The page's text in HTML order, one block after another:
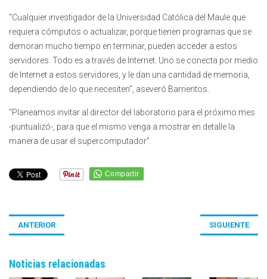
“Cualquier investigador de la Universidad Católica del Maule que
requiera cómputos o actualizar, porque tienen programas que se
demoran mucho tiempo en terminar, pueden acceder a estos
servidores. Todo es a través de Internet. Uno se conecta por medio
de Internet a estos servidores, y le dan una cantidad de memoria,
dependiendo de lo que necesiten”, aseveró Barrientos.
“Planeamos invitar al director del laboratorio para el próximo mes
-puntualizó-, para que el mismo venga a mostrar en detalle la
manera de usar el supercomputador”.
ANTERIOR SIGUIENTE
Noticias relacionadas